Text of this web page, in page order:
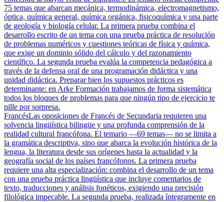
75 temas que abarcan mecánica, termodinámica, electromagnetismo,
óptica, química general, química orgánica, fisicoquímica y una parte
de geología y biología celular. La primera prueba combina el
desarrollo escrito de un tema con una prueba práctica de resolución
de problemas numéricos y cuestiones teóricas de física y química,
que exige un dominio sólido del cálculo y del razonamiento
científico. La segunda prueba evalúa la competencia pedagógica a
través de la defensa oral de una programación didáctica y una
unidad didáctica. Preparar bien los supuestos prácticos es
determinante: en Arke Formación trabajamos de forma sistemática
todos los bloques de problemas para que ningún tipo de ejercicio te
pille por sorpresa.
FrancésLas oposiciones de Francés de Secundaria requieren una
solvencia lingüística bilingüe y una profunda comprensión de la
realidad cultural francófona. El temario —69 temas— no se limita a
la gramática descriptiva, sino que abarca la evolución histórica de la
lengua, la literatura desde sus orígenes hasta la actualidad y la
geografía social de los países francófonos. La primera prueba
requiere una alta especialización: combina el desarrollo de un tema
con una prueba práctica lingüística que incluye comentarios de
texto, traducciones y análisis fonéticos, exigiendo una precisión
filológica impecable. La segunda prueba, realizada íntegramente en